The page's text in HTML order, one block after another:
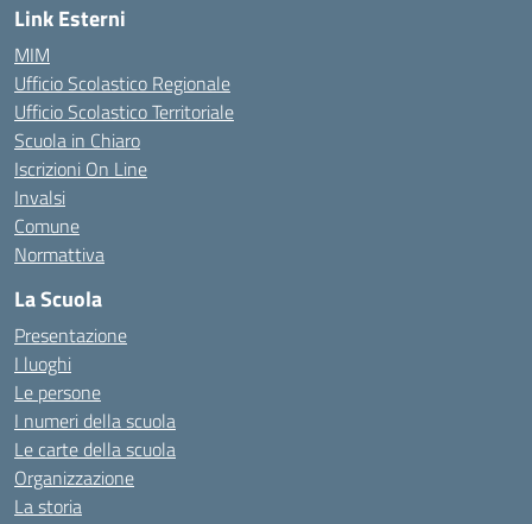
Link Esterni
MIM
Ufficio Scolastico Regionale
Ufficio Scolastico Territoriale
Scuola in Chiaro
Iscrizioni On Line
Invalsi
Comune
Normattiva
La Scuola
Presentazione
I luoghi
Le persone
I numeri della scuola
Le carte della scuola
Organizzazione
La storia